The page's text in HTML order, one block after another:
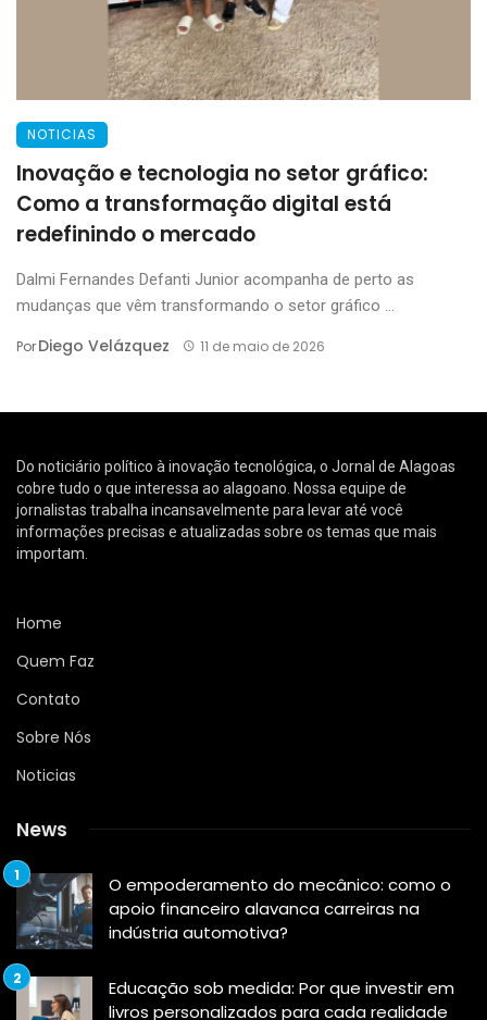
NOTICIAS
Inovação e tecnologia no setor gráfico:
Como a transformação digital está
redefinindo o mercado
Dalmi Fernandes Defanti Junior acompanha de perto as
mudanças que vêm transformando o setor gráfico ...
PorDiego Velázquez 11 de maio de 2026
Do noticiário político à inovação tecnológica, o Jornal de Alagoas
cobre tudo o que interessa ao alagoano. Nossa equipe de
jornalistas trabalha incansavelmente para levar até você
informações precisas e atualizadas sobre os temas que mais
importam.
Home
Quem Faz
Contato
Sobre Nós
Noticias
News
O empoderamento do mecânico: como o
apoio financeiro alavanca carreiras na
indústria automotiva?
Educação sob medida: Por que investir em
livros personalizados para cada realidade